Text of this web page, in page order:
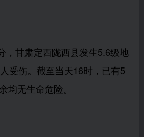
，甘肃定西陇西县发生5.6级地
受伤。截至当天16时，已有5
均无生命危险。